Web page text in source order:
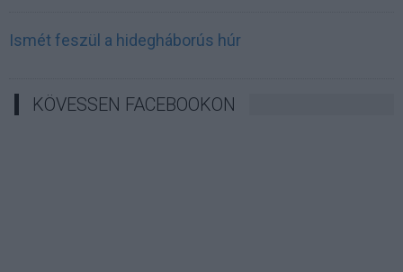
Ismét feszül a hidegháborús húr
KÖVESSEN FACEBOOKON